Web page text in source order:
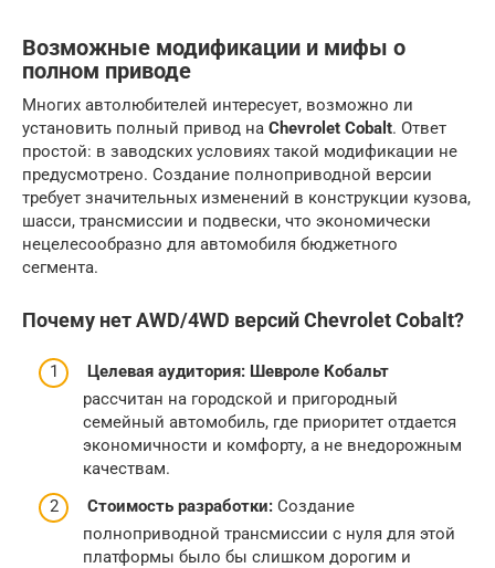
Возможные модификации и мифы о
полном приводе
Многих автолюбителей интересует, возможно ли
установить полный привод на Chevrolet Cobalt. Ответ
простой: в заводских условиях такой модификации не
предусмотрено. Создание полноприводной версии
требует значительных изменений в конструкции кузова,
шасси, трансмиссии и подвески, что экономически
нецелесообразно для автомобиля бюджетного
сегмента.
Почему нет AWD/4WD версий Chevrolet Cobalt?
Целевая аудитория: Шевроле Кобальт
рассчитан на городской и пригородный
семейный автомобиль, где приоритет отдается
экономичности и комфорту, а не внедорожным
качествам.
Стоимость разработки: Создание
полноприводной трансмиссии с нуля для этой
платформы было бы слишком дорогим и